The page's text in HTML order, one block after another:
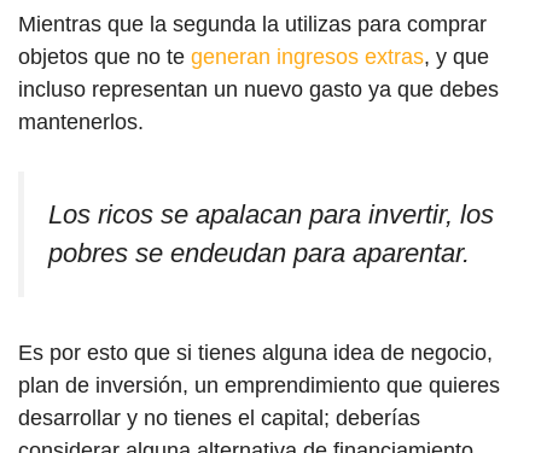
Mientras que la segunda la utilizas para comprar
objetos que no te generan ingresos extras, y que
incluso representan un nuevo gasto ya que debes
mantenerlos.
Los ricos se apalacan para invertir, los
pobres se endeudan para aparentar.
Es por esto que si tienes alguna idea de negocio,
plan de inversión, un emprendimiento que quieres
desarrollar y no tienes el capital; deberías